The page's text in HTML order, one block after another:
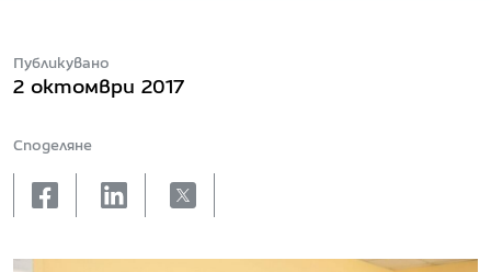
Публикувано
2 октомври 2017
Споделяне
facebooklinkedinX